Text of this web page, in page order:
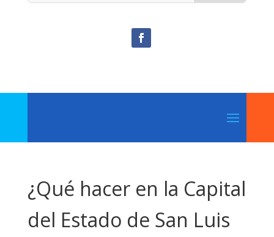
¿Qué hacer en la Capital
del Estado de San Luis